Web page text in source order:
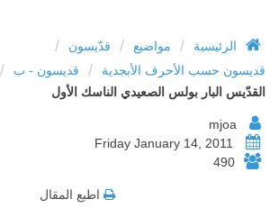
الرئيسية / مواضيع / قدّيسون /
قديسون حسب الأحرف الأبجدية / قديسون - ب /
القدّيس البار بولس الصعيدي الناسك الأول
490
اطبع المقال